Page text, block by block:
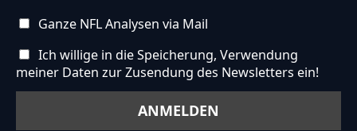
Ganze NFL Analysen via Mail
Ich willige in die Speicherung, Verwendung
meiner Daten zur Zusendung des Newsletters ein!